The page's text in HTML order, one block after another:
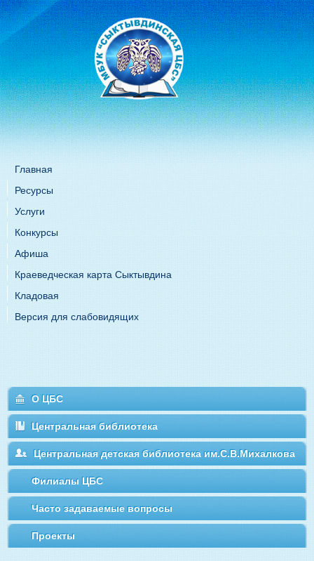
Главная
Ресурсы
Услуги
Конкурсы
Афиша
Краеведческая карта Сыктывдина
Кладовая
Версия для слабовидящих
О ЦБС
Центральная библиотека
Центральная детская библиотека им.С.В.Михалкова
Филиалы ЦБС
Часто задаваемые вопросы
Проекты